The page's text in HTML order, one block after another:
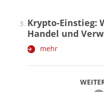
Krypto-Einstieg:
Handel und
mehr